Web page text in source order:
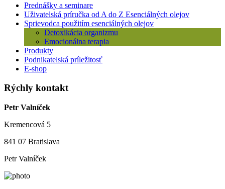
Prednášky a seminare
Uživatelská príručka od A do Z Esenciálných olejov
Sprievodca použitím esenciálných olejov
Detoxikácia organizmu
Emocionálna terapia
Produkty
Podnikatelská príležitosť
E-shop
Rýchly kontakt
Petr Valníček
Kremencová 5
841 07 Bratislava
Petr Valníček